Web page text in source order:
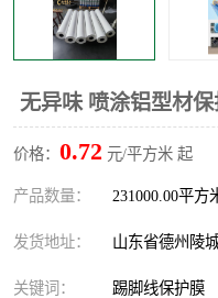
无异味 喷涂铝型材
价格： 0.72 元/平方米 起
产品数量： 231000.00平方
发货地址： 山东省德州陵
关键词： 踢脚线保护膜
不锈钢板保护膜